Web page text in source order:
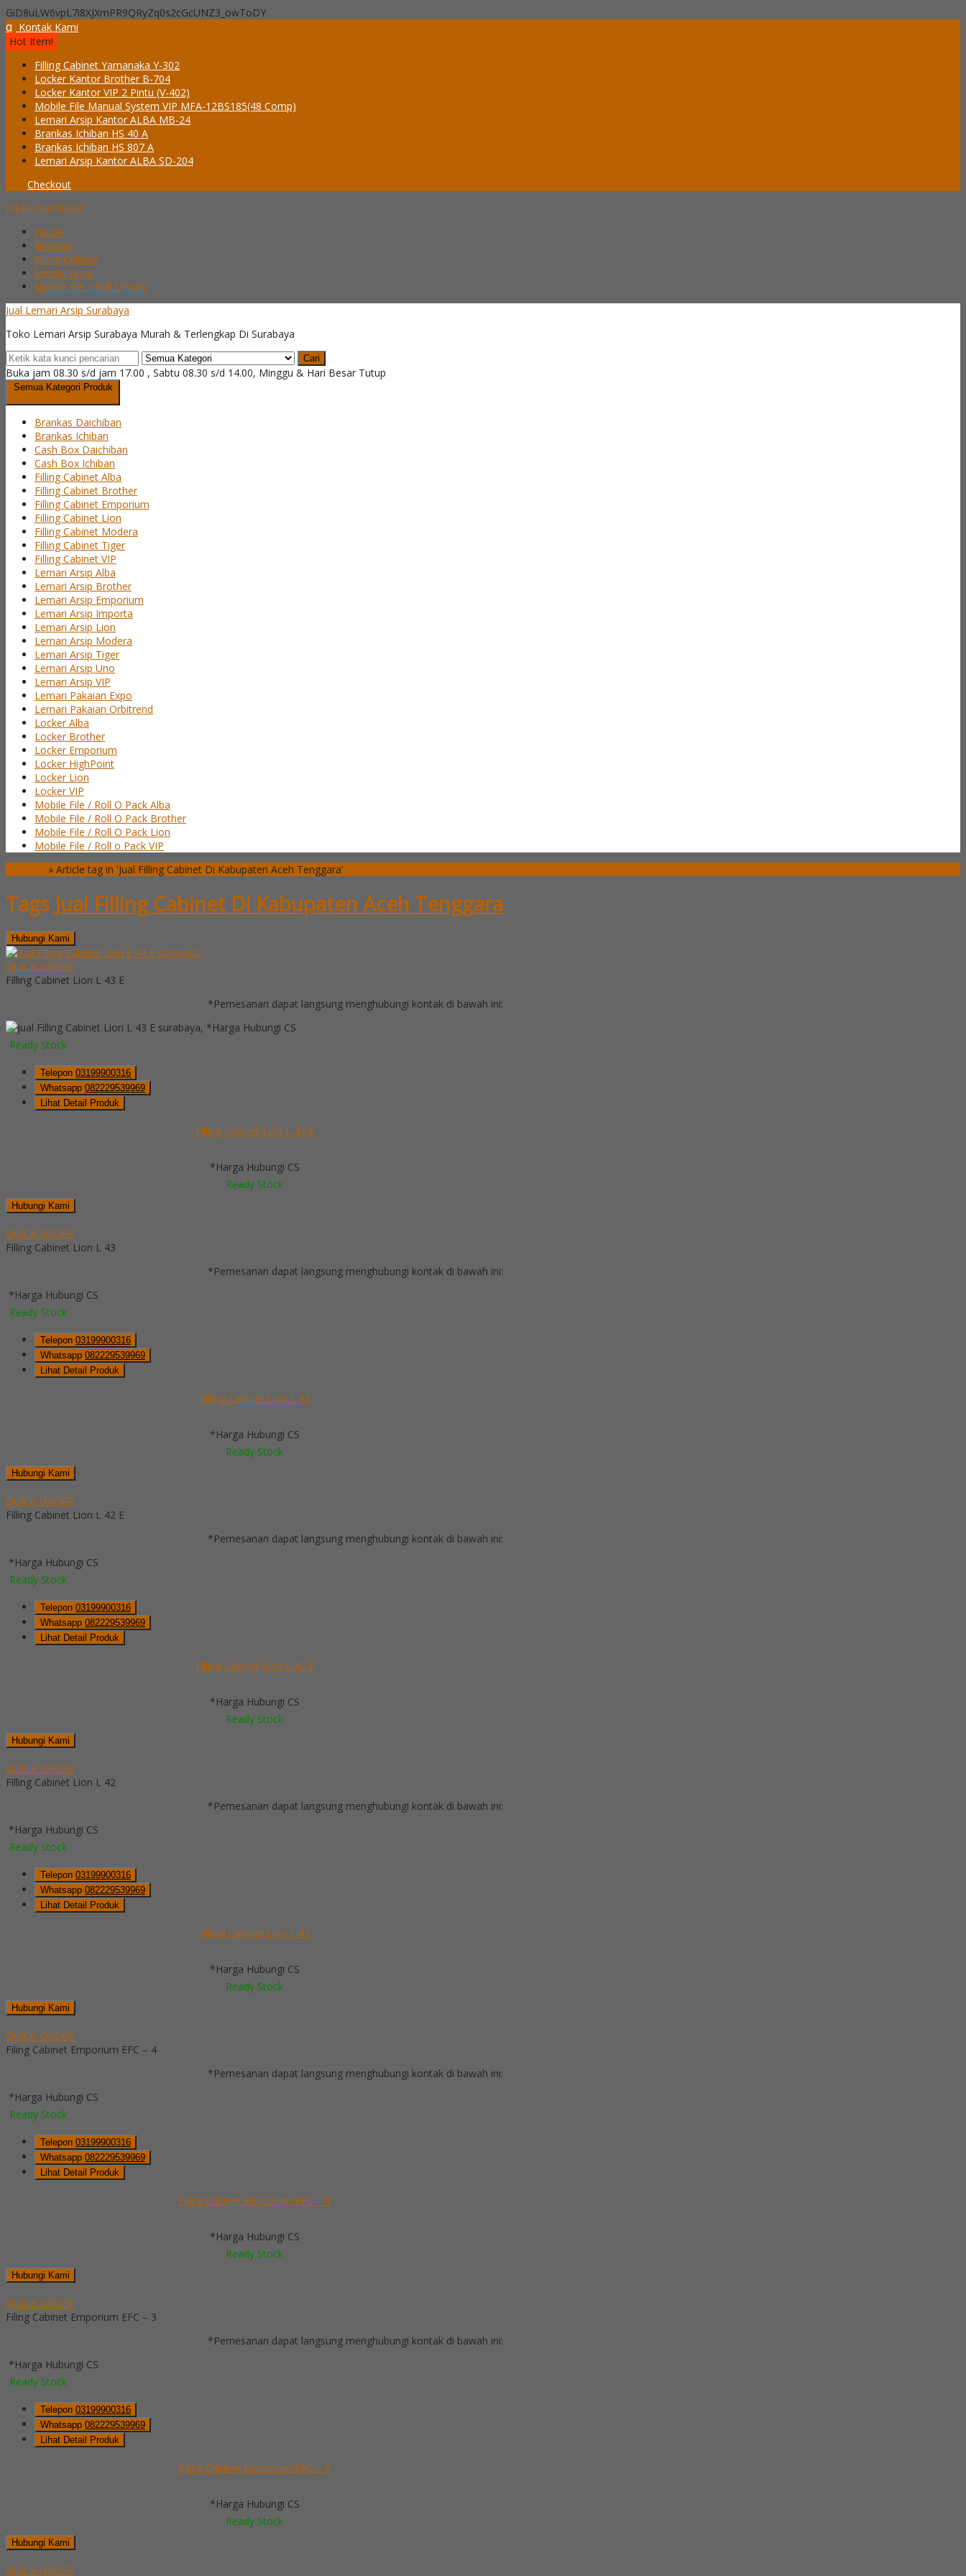
GiD8uLW6vpL7i8XJXmPR9QRyZq0s2cGcUNZ3_owToDY
q Kontak Kami
Hot Item!
Filling Cabinet Yamanaka Y-302
Locker Kantor Brother B-704
Locker Kantor VIP 2 Pintu (V-402)
Mobile File Manual System VIP MFA-12BS185(48 Comp)
Lemari Arsip Kantor ALBA MB-24
Brankas Ichiban HS 40 A
Brankas Ichiban HS 807 A
Lemari Arsip Kantor ALBA SD-204
Checkout
MENU NAVIGASI
Home
Brankas
Filling Cabinet
Lemari Arsip
Mobile File / Roll O’Pack
Jual Lemari Arsip Surabaya
Toko Lemari Arsip Surabaya Murah & Terlengkap Di Surabaya
Cari
Buka jam 08.30 s/d jam 17.00 , Sabtu 08.30 s/d 14.00, Minggu & Hari Besar Tutup
Semua Kategori Produk
Brankas Daichiban
Brankas Ichiban
Cash Box Daichiban
Cash Box Ichiban
Filling Cabinet Alba
Filling Cabinet Brother
Filling Cabinet Emporium
Filling Cabinet Lion
Filling Cabinet Modera
Filling Cabinet Tiger
Filling Cabinet VIP
Lemari Arsip Alba
Lemari Arsip Brother
Lemari Arsip Emporium
Lemari Arsip Importa
Lemari Arsip Lion
Lemari Arsip Modera
Lemari Arsip Tiger
Lemari Arsip Uno
Lemari Arsip VIP
Lemari Pakaian Expo
Lemari Pakaian Orbitrend
Locker Alba
Locker Brother
Locker Emporium
Locker HighPoint
Locker Lion
Locker VIP
Mobile File / Roll O Pack Alba
Mobile File / Roll O Pack Brother
Mobile File / Roll O Pack Lion
Mobile File / Roll o Pack VIP
» Article tag in 'Jual Filling Cabinet Di Kabupaten Aceh Tenggara'
Tags Jual Filling Cabinet Di Kabupaten Aceh Tenggara
Hubungi Kami
QUICK ORDER
Filling Cabinet Lion L 43 E
*Pemesanan dapat langsung menghubungi kontak di bawah ini:
*Harga Hubungi CS
Ready Stock
Telepon 03199900316
Whatsapp 082229539969
Lihat Detail Produk
Filling Cabinet Lion L 43 E
*Harga Hubungi CS
Ready Stock
Hubungi Kami
QUICK ORDER
Filling Cabinet Lion L 43
*Pemesanan dapat langsung menghubungi kontak di bawah ini:
*Harga Hubungi CS
Ready Stock
Telepon 03199900316
Whatsapp 082229539969
Lihat Detail Produk
Filling Cabinet Lion L 43
*Harga Hubungi CS
Ready Stock
Hubungi Kami
QUICK ORDER
Filling Cabinet Lion L 42 E
*Pemesanan dapat langsung menghubungi kontak di bawah ini:
*Harga Hubungi CS
Ready Stock
Telepon 03199900316
Whatsapp 082229539969
Lihat Detail Produk
Filling Cabinet Lion L 42 E
*Harga Hubungi CS
Ready Stock
Hubungi Kami
QUICK ORDER
Filling Cabinet Lion L 42
*Pemesanan dapat langsung menghubungi kontak di bawah ini:
*Harga Hubungi CS
Ready Stock
Telepon 03199900316
Whatsapp 082229539969
Lihat Detail Produk
Filling Cabinet Lion L 42
*Harga Hubungi CS
Ready Stock
Hubungi Kami
QUICK ORDER
Filing Cabinet Emporium EFC – 4
*Pemesanan dapat langsung menghubungi kontak di bawah ini:
*Harga Hubungi CS
Ready Stock
Telepon 03199900316
Whatsapp 082229539969
Lihat Detail Produk
Filing Cabinet Emporium EFC – 4
*Harga Hubungi CS
Ready Stock
Hubungi Kami
QUICK ORDER
Filing Cabinet Emporium EFC – 3
*Pemesanan dapat langsung menghubungi kontak di bawah ini:
*Harga Hubungi CS
Ready Stock
Telepon 03199900316
Whatsapp 082229539969
Lihat Detail Produk
Filing Cabinet Emporium EFC – 3
*Harga Hubungi CS
Ready Stock
Hubungi Kami
QUICK ORDER